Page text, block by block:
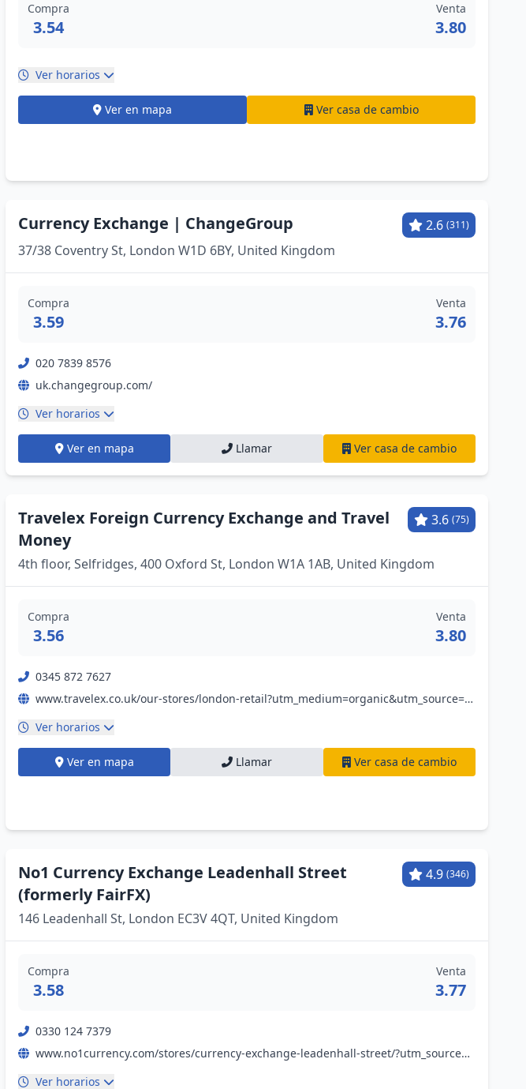
Compra
3.54
Venta
3.80
Ver horarios
Ver en mapa Ver casa de cambio
Currency Exchange | ChangeGroup 2.6 (311)
37/38 Coventry St, London W1D 6BY, United Kingdom
Compra
3.59
Venta
3.76
020 7839 8576
uk.changegroup.com/
Ver horarios
Ver en mapa Llamar Ver casa de cambio
Travelex Foreign Currency Exchange and Travel
Money
3.6 (75)
4th floor, Selfridges, 400 Oxford St, London W1A 1AB, United Kingdom
Compra
3.56
Venta
3.80
0345 872 7627
www.travelex.co.uk/our-stores/london-retail?utm_medium=organic&utm_source=gmb&utm_campaign=selfridges
Ver horarios
Ver en mapa Llamar Ver casa de cambio
No1 Currency Exchange Leadenhall Street
(formerly FairFX)
4.9 (346)
146 Leadenhall St, London EC3V 4QT, United Kingdom
Compra
3.58
Venta
3.77
0330 124 7379
www.no1currency.com/stores/currency-exchange-leadenhall-street/?utm_source=local&utm_medium=organic&utm_campaign=googlemybusiness&utm_content=leadenhall
Ver horarios